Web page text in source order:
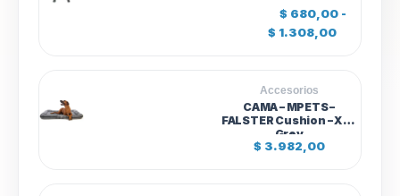
$ 680,00 -
$ 1.308,00R
p
Accesorios
CAMA – MPETS –
FALSTER Cushion – XL –
Grey
$ 3.982,00